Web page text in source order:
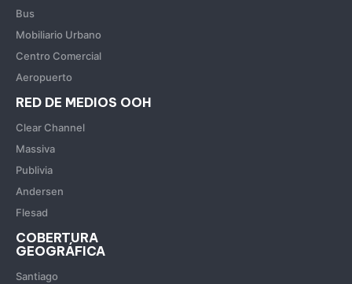
Bus
Mobiliario Urbano
Centro Comercial
Aeropuerto
RED DE MEDIOS OOH
Clear Channel
Massiva
Publivia
Andersen
Flesad
COBERTURA
GEOGRÁFICA
Santiago